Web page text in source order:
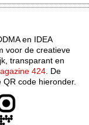
en IDEA
voor de creatieve
transparant en
424 . De
code hieronder.